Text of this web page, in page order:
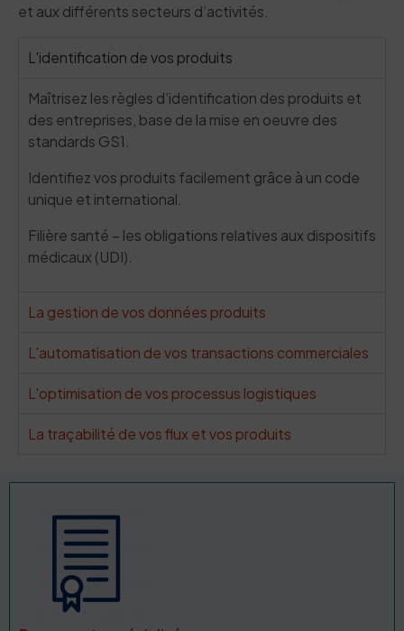
et aux différents secteurs d’activités.
L'identification de vos produits
Maîtrisez les règles d’identification des produits et
des entreprises, base de la mise en oeuvre des
standards GS1.
Identifiez vos produits facilement grâce à un code
unique et international.
Filière santé – les obligations relatives aux dispositifs
médicaux (UDI).
La gestion de vos données produits
L'automatisation de vos transactions commerciales
L'optimisation de vos processus logistiques
La traçabilité de vos flux et vos produits